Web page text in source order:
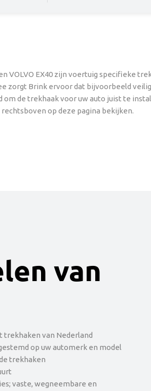
VOLVO EX40 zijn voertuig specifieke
zorgt Brink ervoor dat bijvoorbeeld
de trekhaak voor uw auto juist te
rechtsboven op deze pagina bekijken.
van
van Nederland
op uw automerk en model
trekhaken
vaste, wegneembare en